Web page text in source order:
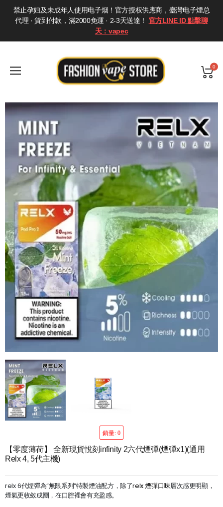
禁止孕妇及未成年人使用电子烟！官方授权供應商，臺灣电子煙总
代理 · 貨到付款，滿2000免運 · 2-3天送達！ 官方LINE ID 點擊聊
天：vapec
0
銷量: 0
【零度薄荷】 全新現貨悅刻infinity 2六代煙彈(煙彈x1)(通用
Relx 4, 5代主機)
relx 6代煙彈為“無限系列”特製煙油配方，除了relx 煙彈口味層次感更明顯，
煙氣更收斂成團，在口腔裡會有充盈感。